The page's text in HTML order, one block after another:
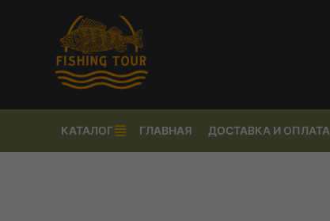
КАТАЛОГ ГЛАВНАЯ ДОСТАВКА И ОПЛАТА